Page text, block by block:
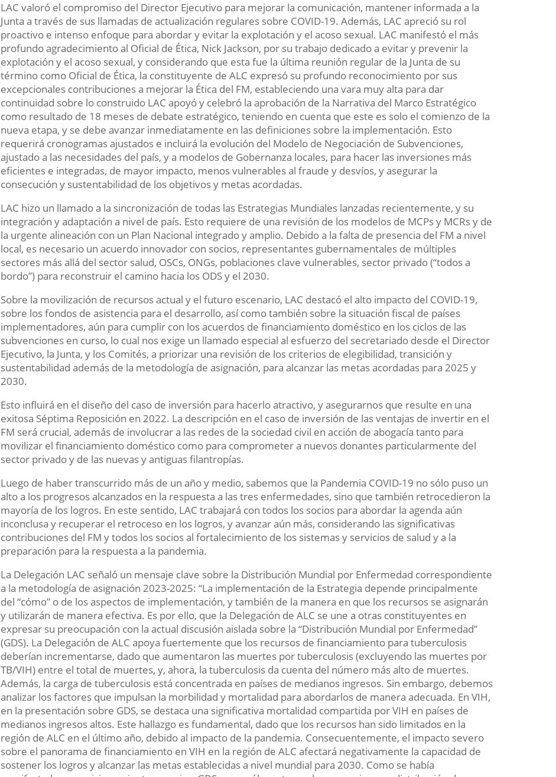
LAC valoró el compromiso del Director Ejecutivo para mejorar la comunicación, mantener informada a la
Junta a través de sus llamadas de actualización regulares sobre COVID-19. Además, LAC apreció su rol
proactivo e intenso enfoque para abordar y evitar la explotación y el acoso sexual. LAC manifestó el más
profundo agradecimiento al Oficial de Ética, Nick Jackson, por su trabajo dedicado a evitar y prevenir la
explotación y el acoso sexual, y considerando que esta fue la última reunión regular de la Junta de su
término como Oficial de Ética, la constituyente de ALC expresó su profundo reconocimiento por sus
excepcionales contribuciones a mejorar la Ética del FM, estableciendo una vara muy alta para dar
continuidad sobre lo construido LAC apoyó y celebró la aprobación de la Narrativa del Marco Estratégico
como resultado de 18 meses de debate estratégico, teniendo en cuenta que este es solo el comienzo de la
nueva etapa, y se debe avanzar inmediatamente en las definiciones sobre la implementación. Esto
requerirá cronogramas ajustados e incluirá la evolución del Modelo de Negociación de Subvenciones,
ajustado a las necesidades del país, y a modelos de Gobernanza locales, para hacer las inversiones más
eficientes e integradas, de mayor impacto, menos vulnerables al fraude y desvíos, y asegurar la
consecución y sustentabilidad de los objetivos y metas acordadas.
LAC hizo un llamado a la sincronización de todas las Estrategias Mundiales lanzadas recientemente, y su
integración y adaptación a nivel de país. Esto requiere de una revisión de los modelos de MCPs y MCRs y de
la urgente alineación con un Plan Nacional integrado y amplio. Debido a la falta de presencia del FM a nivel
local, es necesario un acuerdo innovador con socios, representantes gubernamentales de múltiples
sectores más allá del sector salud, OSCs, ONGs, poblaciones clave vulnerables, sector privado (“todos a
bordo”) para reconstruir el camino hacia los ODS y el 2030.
Sobre la movilización de recursos actual y el futuro escenario, LAC destacó el alto impacto del COVID-19,
sobre los fondos de asistencia para el desarrollo, así como también sobre la situación fiscal de países
implementadores, aún para cumplir con los acuerdos de financiamiento doméstico en los ciclos de las
subvenciones en curso, lo cual nos exige un llamado especial al esfuerzo del secretariado desde el Director
Ejecutivo, la Junta, y los Comités, a priorizar una revisión de los criterios de elegibilidad, transición y
sustentabilidad además de la metodología de asignación, para alcanzar las metas acordadas para 2025 y
2030.
Esto influirá en el diseño del caso de inversión para hacerlo atractivo, y asegurarnos que resulte en una
exitosa Séptima Reposición en 2022. La descripción en el caso de inversión de las ventajas de invertir en el
FM será crucial, además de involucrar a las redes de la sociedad civil en acción de abogacía tanto para
movilizar el financiamiento doméstico como para comprometer a nuevos donantes particularmente del
sector privado y de las nuevas y antiguas filantropías.
Luego de haber transcurrido más de un año y medio, sabemos que la Pandemia COVID-19 no sólo puso un
alto a los progresos alcanzados en la respuesta a las tres enfermedades, sino que también retrocedieron la
mayoría de los logros. En este sentido, LAC trabajará con todos los socios para abordar la agenda aún
inconclusa y recuperar el retroceso en los logros, y avanzar aún más, considerando las significativas
contribuciones del FM y todos los socios al fortalecimiento de los sistemas y servicios de salud y a la
preparación para la respuesta a la pandemia.
La Delegación LAC señaló un mensaje clave sobre la Distribución Mundial por Enfermedad correspondiente
a la metodología de asignación 2023-2025: “La implementación de la Estrategia depende principalmente
del “cómo” o de los aspectos de implementación, y también de la manera en que los recursos se asignarán
y utilizarán de manera efectiva. Es por ello, que la Delegación de ALC se une a otras constituyentes en
expresar su preocupación con la actual discusión aislada sobre la “Distribución Mundial por Enfermedad”
(GDS). La Delegación de ALC apoya fuertemente que los recursos de financiamiento para tuberculosis
deberían incrementarse, dado que aumentaron las muertes por tuberculosis (excluyendo las muertes por
TB/VIH) entre el total de muertes, y, ahora, la tuberculosis da cuenta del número más alto de muertes.
Además, la carga de tuberculosis está concentrada en países de medianos ingresos. Sin embargo, debemos
analizar los factores que impulsan la morbilidad y mortalidad para abordarlos de manera adecuada. En VIH,
en la presentación sobre GDS, se destaca una significativa mortalidad compartida por VIH en países de
medianos ingresos altos. Este hallazgo es fundamental, dado que los recursos han sido limitados en la
región de ALC en el último año, debido al impacto de la pandemia. Consecuentemente, el impacto severo
sobre el panorama de financiamiento en VIH en la región de ALC afectará negativamente la capacidad de
sostener los logros y alcanzar las metas establecidas a nivel mundial para 2030. Como se había